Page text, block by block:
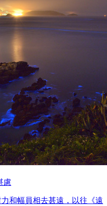
慮
和幅員相去甚遠，以往《遠